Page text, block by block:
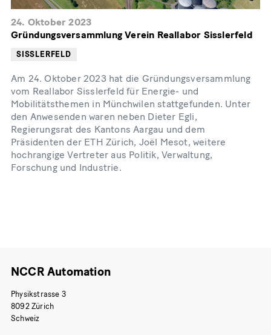
24. Oktober 2023
Gründungsversammlung Verein Reallabor Sisslerfeld
SISSLERFELD
Am 24. Oktober 2023 hat die Gründungsversammlung
vom Reallabor Sisslerfeld für Energie- und
Mobilitätsthemen in Münchwilen stattgefunden. Unter
den Anwesenden waren neben Dieter Egli,
Regierungsrat des Kantons Aargau und dem
Präsidenten der ETH Zürich, Joël Mesot, weitere
hochrangige Vertreter aus Politik, Verwaltung,
Forschung und Industrie.
NCCR Automation
Physikstrasse 3
8092 Zürich
Schweiz